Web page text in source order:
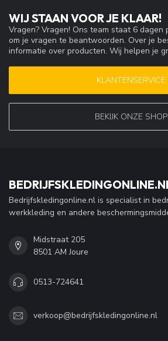
WIJ STAAN VOOR JE KLAAR!
Vragen? Vragen! Ons team staat 6
om je vragen te beantwoorden. Over je
informatie over producten. Wij helpen je
KLANTENSERVICE
BEKIJK ONZE SHOP
Bedrijfskledingonline.nl is specialist in
werkkleding en andere
Midstraat 205
8501 AM Joure
0513-724641
verkoop@bedrijfskledingonline.nl